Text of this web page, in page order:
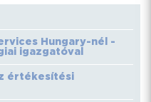
Hungary-nél -
igazgatóval
értékesítési